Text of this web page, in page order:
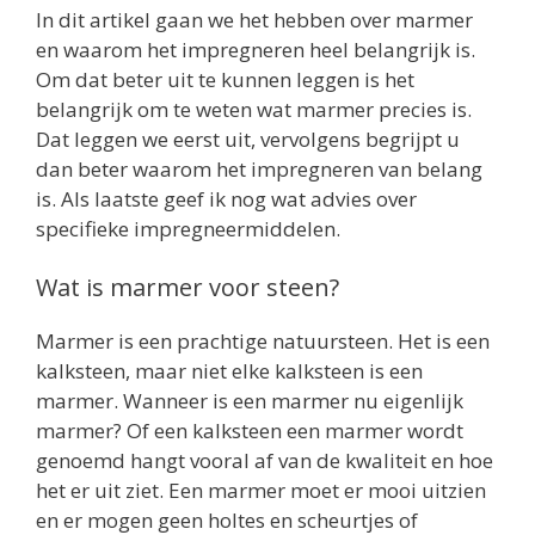
In dit artikel gaan we het hebben over marmer
en waarom het impregneren heel belangrijk is.
Om dat beter uit te kunnen leggen is het
belangrijk om te weten wat marmer precies is.
Dat leggen we eerst uit, vervolgens begrijpt u
dan beter waarom het impregneren van belang
is. Als laatste geef ik nog wat advies over
specifieke impregneermiddelen.
Wat is marmer voor steen?
Marmer is een prachtige natuursteen. Het is een
kalksteen, maar niet elke kalksteen is een
marmer. Wanneer is een marmer nu eigenlijk
marmer? Of een kalksteen een marmer wordt
genoemd hangt vooral af van de kwaliteit en hoe
het er uit ziet. Een marmer moet er mooi uitzien
en er mogen geen holtes en scheurtjes of